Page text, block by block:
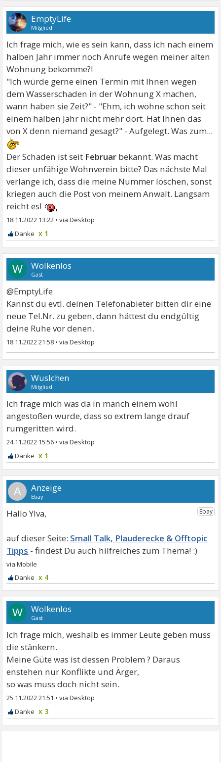
EmptyLife
Mitglied
Ich frage mich, wie es sein kann, dass ich nach einem
halben Jahr immer noch Anrufe wegen meiner alten
Wohnung bekomme?!
"Ich würde gerne einen Termin mit Ihnen wegen
dem Wasserschaden in der Wohnung X machen,
wann haben sie Zeit?" - "Ehm, ich wohne schon seit
einem halben Jahr nicht mehr dort. Hat Ihnen das
von X denn niemand gesagt?" - Aufgelegt. Was zum...
Der Schaden ist seit Februar bekannt. Was macht
dieser unfähige Wohnverein bitte? Das nächste Mal
verlange ich, dass die meine Nummer löschen, sonst
kriegen auch die Post von meinem Anwalt. Langsam
reicht es!
18.11.2022 13:22 •
x 1
W Wolkenlos
Gast
@EmptyLife
Kannst du evtl. deinen Telefonabieter bitten dir eine
neue Tel.Nr. zu geben, dann hättest du endgültig
deine Ruhe vor denen.
18.11.2022 21:58 •
Wuslchen
Mitglied
Ich frage mich was da in manch einem wohl
angestoßen wurde, dass so extrem lange drauf
rumgeritten wird.
24.11.2022 15:56 •
x 1
A
Hallo Ylva,
Small Talk, Plauderecke & Offtopic
Tipps
x 4
W Wolkenlos
Gast
Ich frage mich, weshalb es immer Leute geben muss
die stänkern.
Meine Güte was ist dessen Problem ? Daraus
enstehen nur Konflikte und Ärger,
so was muss doch nicht sein.
25.11.2022 21:51 •
x 3